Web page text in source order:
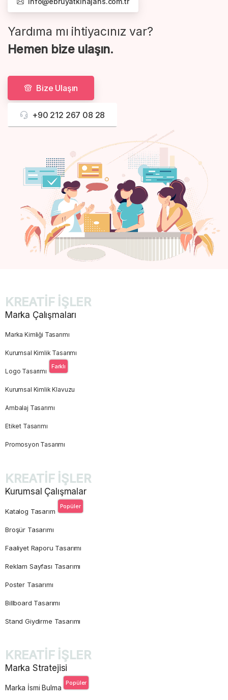
Yardıma mı ihtiyacınız var?
Hemen bize ulaşın.
Bize Ulaşın
+90 212 267 08 28
KREATİF İŞLER
Marka Çalışmaları
Marka Kimliği Tasarımı
Kurumsal Kimlik Tasarımı
Logo Tasarımı
Farklı
Kurumsal Kimlik Klavuzu
Ambalaj Tasarımı
Etiket Tasarımı
Promosyon Tasarımı
KREATİF İŞLER
Kurumsal Çalışmalar
Katalog Tasarım
Popüler
Broşür Tasarımı
Faaliyet Raporu Tasarımı
Reklam Sayfası Tasarımı
Poster Tasarımı
Billboard Tasarımı
Stand Giydirme Tasarımı
KREATİF İŞLER
Marka Stratejisi
Marka İsmi Bulma
Popüler